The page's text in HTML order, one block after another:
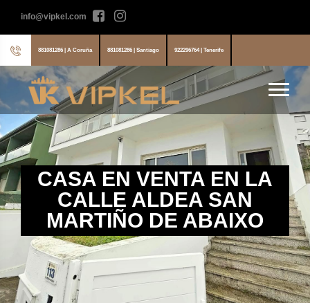
info@vipkel.com
881081286 | A Coruña 881081286 | Santiago 922296764 | Tenerife
CASA EN VENTA EN LA
CALLE ALDEA SAN
MARTIÑO DE ABAIXO